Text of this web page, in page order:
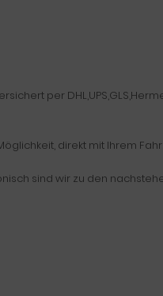
per
direkt mit Ihrem
sind wir zu den